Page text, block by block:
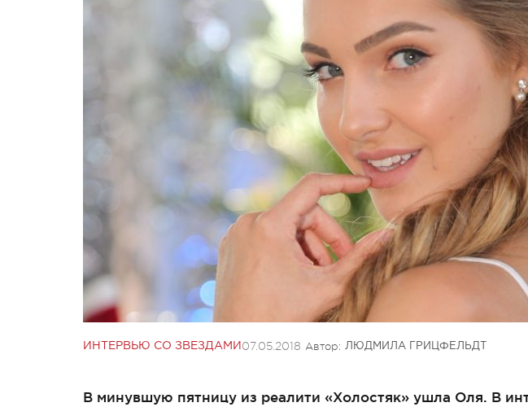
ИНТЕРВЬЮ СО ЗВЕЗДАМИ 07.05.2018 Автор: ЛЮДМИЛА ГРИЦФЕЛЬДТ
В минувшую пятницу из реалити «Холостяк» ушла Оля. В